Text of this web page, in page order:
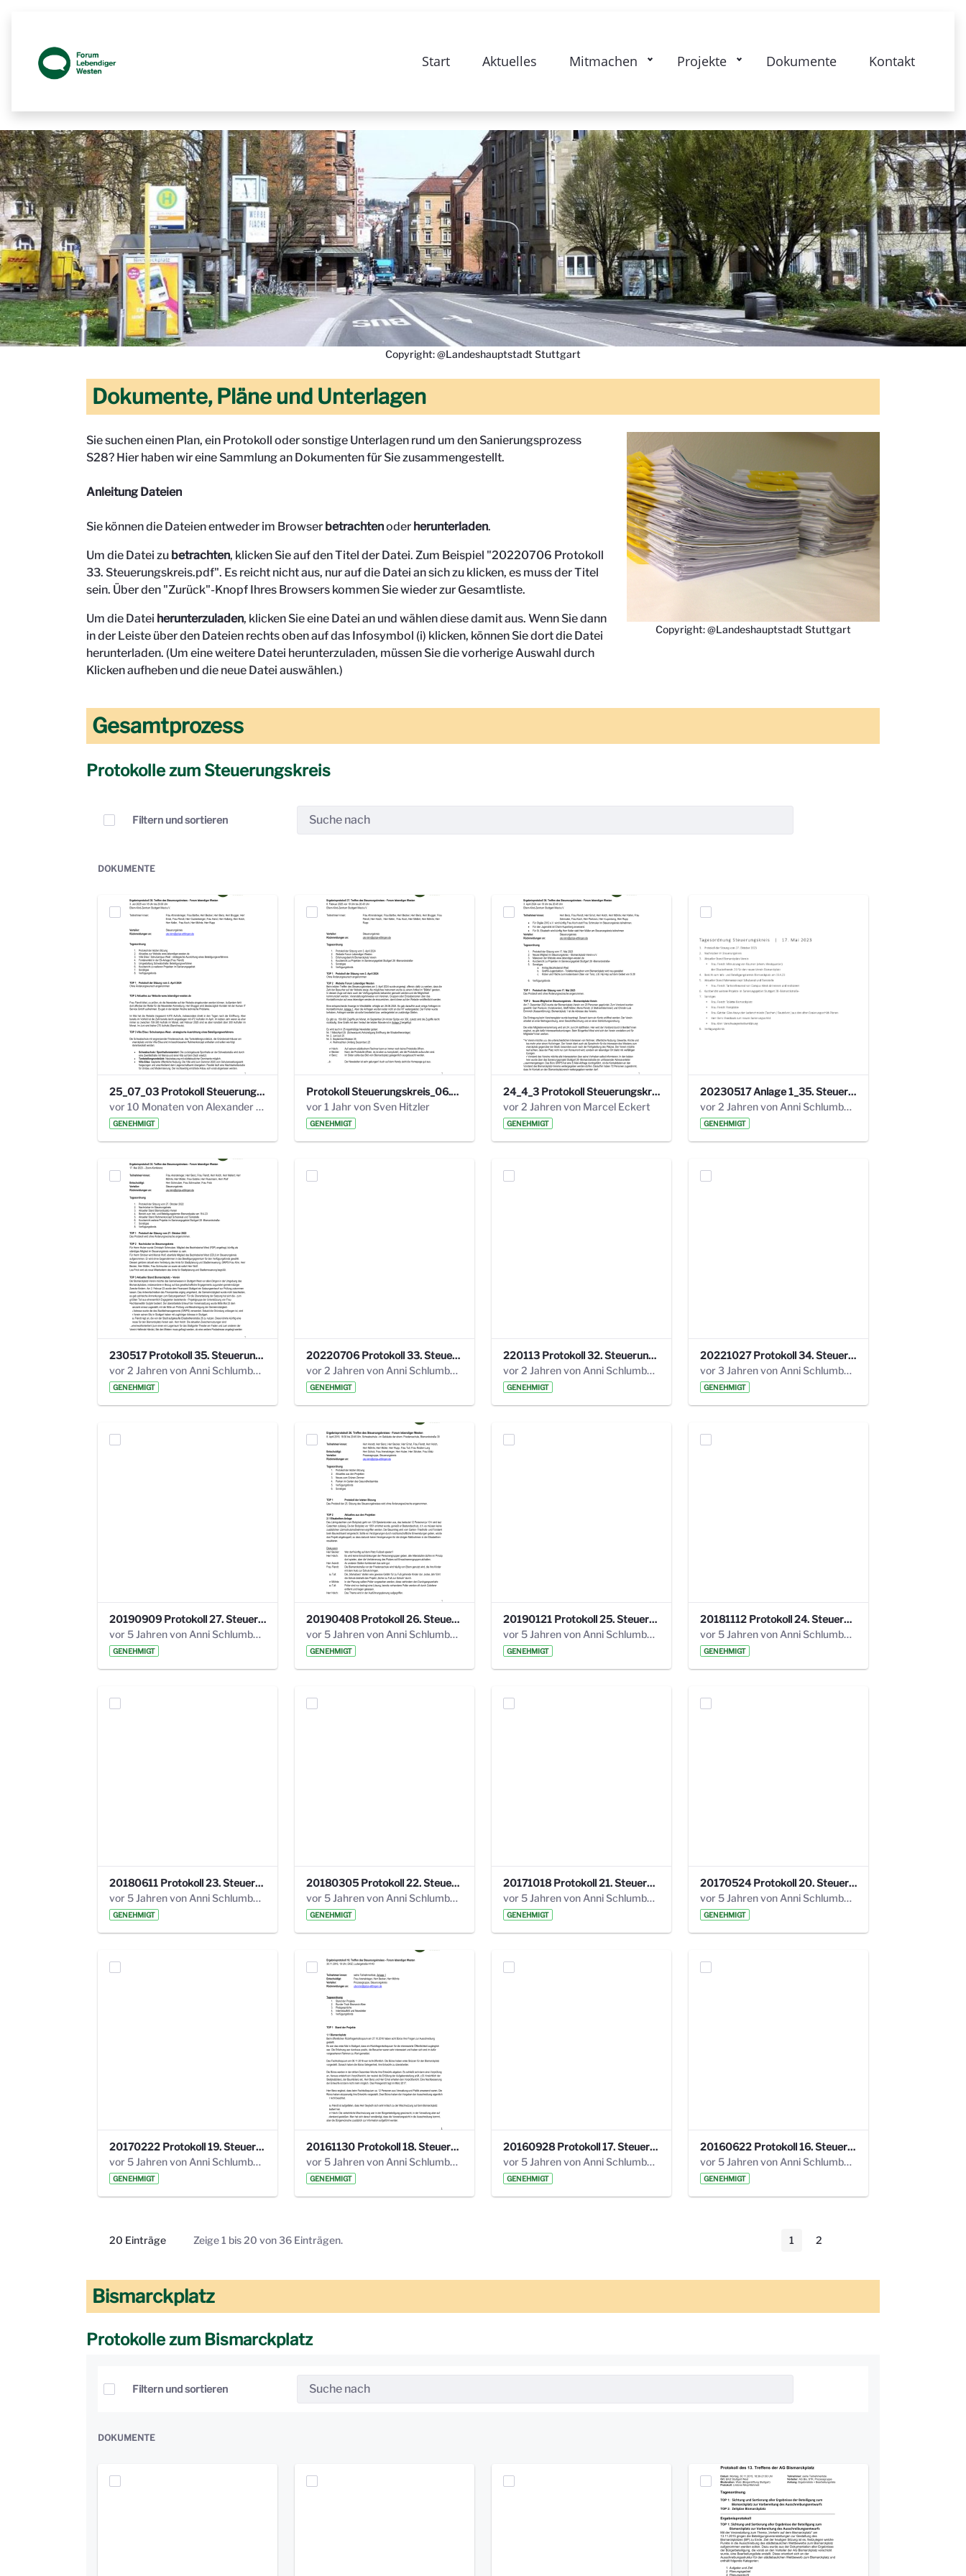
Start Aktuelles Mitmachen Projekte Dokumente Kontakt
Copyright: @Landeshauptstadt Stuttgart
Dokumente, Pläne und Unterlagen
Sie suchen einen Plan, ein Protokoll oder sonstige Unterlagen rund um den Sanierungsprozess
S28? Hier haben wir eine Sammlung an Dokumenten für Sie zusammengestellt.
Anleitung Dateien
Sie können die Dateien entweder im Browser betrachtenoder herunterladen.
Um die Datei zu betrachten, klicken Sie auf den Titel der Datei. Zum Beispiel "20220706 Protokoll
33. Steuerungskreis.pdf". Es reicht nicht aus, nur auf die Datei an sich zu klicken, es muss der Titel
sein. Über den "Zurück"-Knopf Ihres Browsers kommen Sie wieder zur Gesamtliste.
Um die Datei herunterzuladen, klicken Sie eine Datei an und wählen diese damit aus. Wenn Sie dann
in der Leiste über den Dateien rechts oben auf das Infosymbol (i) klicken, können Sie dort die Datei
herunterladen. (Um eine weitere Datei herunterzuladen, müssen Sie die vorherige Auswahl durch
Klicken aufheben und die neue Datei auswählen.)
Copyright: @Landeshauptstadt Stuttgart
Gesamtprozess
Protokolle zum Steuerungskreis
Elemente auswählen
Filtern und sortieren
DOKUMENTE
25_07_03 Protokoll Steuerungskreis.pdf
vor 10 Monaten von Alexander Orlowski
GENEHMIGT
Protokoll Steuerungskreis_06.02.2025 .pdf
vor 1 Jahr von Sven Hitzler
GENEHMIGT
24_4_3 Protokoll Steuerungskreis.pdf
vor 2 Jahren von Marcel Eckert
GENEHMIGT
20230517 Anlage 1_35. Steuerungskreis.pdf
vor 2 Jahren von Anni Schlumberger
GENEHMIGT
230517 Protokoll 35. Steuerungskreis.pdf
vor 2 Jahren von Anni Schlumberger
GENEHMIGT
20220706 Protokoll 33. Steuerungskreis.pdf
vor 2 Jahren von Anni Schlumberger
GENEHMIGT
220113 Protokoll 32. Steuerungskreis.pdf
vor 2 Jahren von Anni Schlumberger
GENEHMIGT
20221027 Protokoll 34. Steuerungskreis.pdf
vor 3 Jahren von Anni Schlumberger
GENEHMIGT
20190909 Protokoll 27. Steuerungskreis.pdf
vor 5 Jahren von Anni Schlumberger
GENEHMIGT
20190408 Protokoll 26. Steuerungskreis.pdf
vor 5 Jahren von Anni Schlumberger
GENEHMIGT
20190121 Protokoll 25. Steuerungskreis.pdf
vor 5 Jahren von Anni Schlumberger
GENEHMIGT
20181112 Protokoll 24. Steuerungskreis.pdf
vor 5 Jahren von Anni Schlumberger
GENEHMIGT
20180611 Protokoll 23. Steuerungskreis.pdf
vor 5 Jahren von Anni Schlumberger
GENEHMIGT
20180305 Protokoll 22. Steuerungskreis.pdf
vor 5 Jahren von Anni Schlumberger
GENEHMIGT
20171018 Protokoll 21. Steuerungskreis.pdf
vor 5 Jahren von Anni Schlumberger
GENEHMIGT
20170524 Protokoll 20. Steuerungskreis.pdf
vor 5 Jahren von Anni Schlumberger
GENEHMIGT
20170222 Protokoll 19. Steuerungskreis.pdf
vor 5 Jahren von Anni Schlumberger
GENEHMIGT
20161130 Protokoll 18. Steuerungskreis.pdf
vor 5 Jahren von Anni Schlumberger
GENEHMIGT
20160928 Protokoll 17. Steuerungskreis.pdf
vor 5 Jahren von Anni Schlumberger
GENEHMIGT
20160622 Protokoll 16. Steuerungskreis.pdf
vor 5 Jahren von Anni Schlumberger
GENEHMIGT
20 Einträge
Pro Seite Zeige 1 bis 20 von 36 Einträgen. Seite
1 Seite
2
Bismarckplatz
Protokolle zum Bismarckplatz
Elemente auswählen
Filtern und sortieren
DOKUMENTE